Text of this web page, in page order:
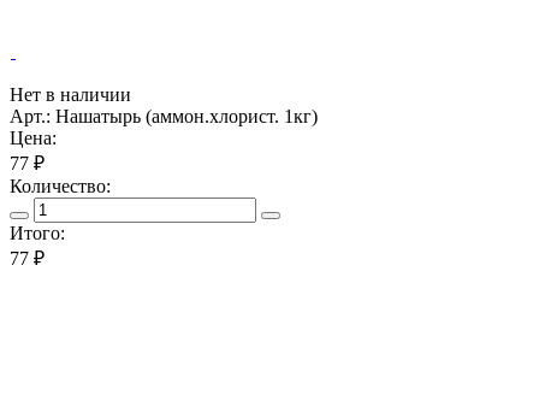
Нет в наличии
Арт.: Нашатырь (аммон.хлорист. 1кг)
Цена:
77 ₽
Количество:
Итого:
77 ₽